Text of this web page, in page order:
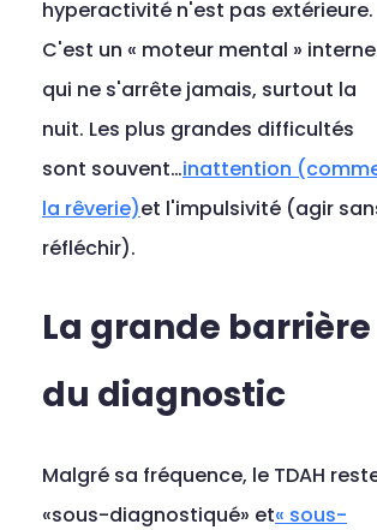
hyperactivité n'est pas extérieure.
C'est un « moteur mental » interne
qui ne s'arrête jamais, surtout la
nuit. Les plus grandes difficultés
sont souvent…inattention
la rêverie)et l'impulsivité (agir
réfléchir).
La grande barrière
du diagnostic
Malgré sa fréquence, le TDAH
«sous-diagnostiqué» et« sous-